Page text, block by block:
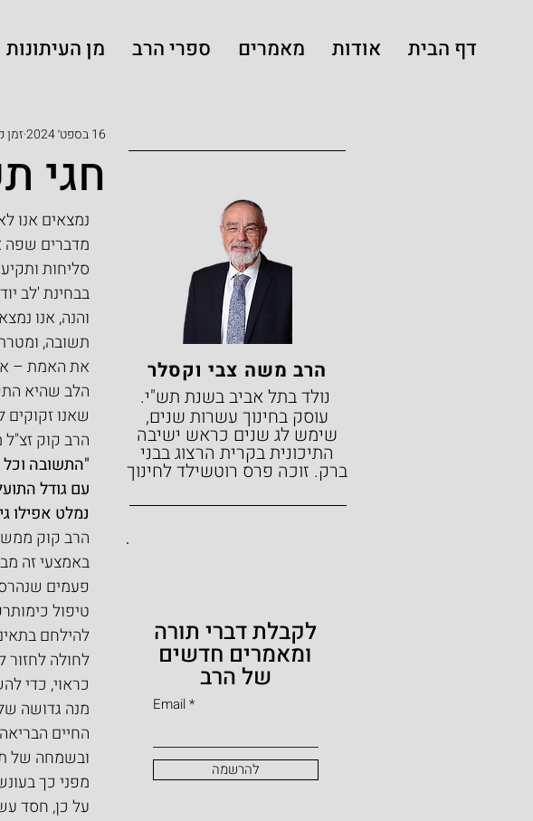
דף הבית אודות מאמרים ספרי הרב מן העיתונות
חגי
16 בספט׳ 2024 זמן
נמצאים אנו
מדברים שפה
סליחות
בבחינת 'לב
והנה, אנו
תשובה,
את האמת –
הלב שהיא
שאנו זקוקים
הרב קוק זצ"ל
"התשובה
עם גודל
נמלט אפילו
הרב קוק
באמצעי זה
פעמים
טיפול
להילחם
לחולה לחזור
כראוי, כדי
מנה גדושה
החיים
ובשמחה של
מפני כך
על כן, חסד
הרב משה צבי וקסלר
נולד בתל אביב בשנת תש"י.
עוסק בחינוך עשרות שנים,
שימש לג שנים כראש ישיבה
התיכונית בקרית הרצוג בבני
ברק. זוכה פרס רוטשילד לחינוך
לקבלת דברי תורה
ומאמרים חדשים
של הרב
Email
להרשמה